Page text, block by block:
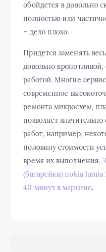
обойдется в довольно
полностью или
– дело плохо.
Придется заменять
довольно
работой. Многие
современное
ремонта микросхем,
позволяет
работ, например,
половину стоимости
время их выполнения.
(батарейки) nokia
40 минут в марьино.